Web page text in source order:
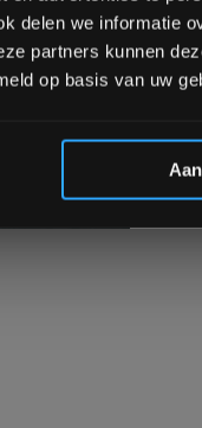
delen we informatie
partners kunnen
op basis van uw